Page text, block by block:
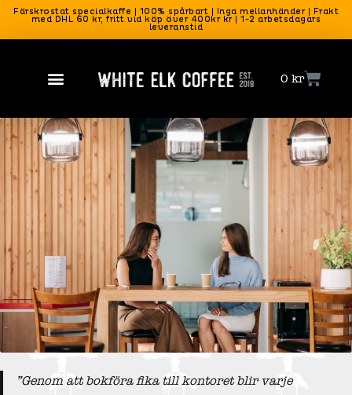
Färskrostat specialkaffe | 100% spårbart | Inga mellanhänder | Frakt
med DHL 60 kr, fritt vid köp över 400kr kr | 1-2 arbetsdagars
leveranstid
0 kr
”Genom att bokföra fika till kontoret blir varje